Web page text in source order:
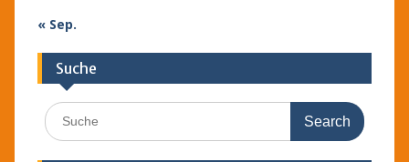
« Sep.
Suche
Search
for: